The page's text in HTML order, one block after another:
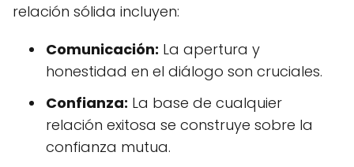
relación sólida incluyen:
Comunicación: La apertura y
honestidad en el diálogo son cruciales.
Confianza: La base de cualquier
relación exitosa se construye sobre la
confianza mutua.